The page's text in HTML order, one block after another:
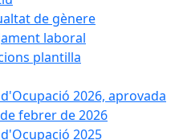
de gènere
laboral
plantilla
2026, aprovada
febrer de 2026
2025